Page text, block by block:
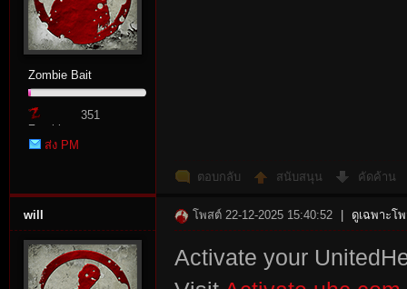
Zombie Bait
Zombie
Point
351
ส่ง PM
ตอบกลับ สนับสนุน คัดค้าน
will โพสต์ 22-12-2025 15:40:52 ดูเฉพาะโ
Activate your